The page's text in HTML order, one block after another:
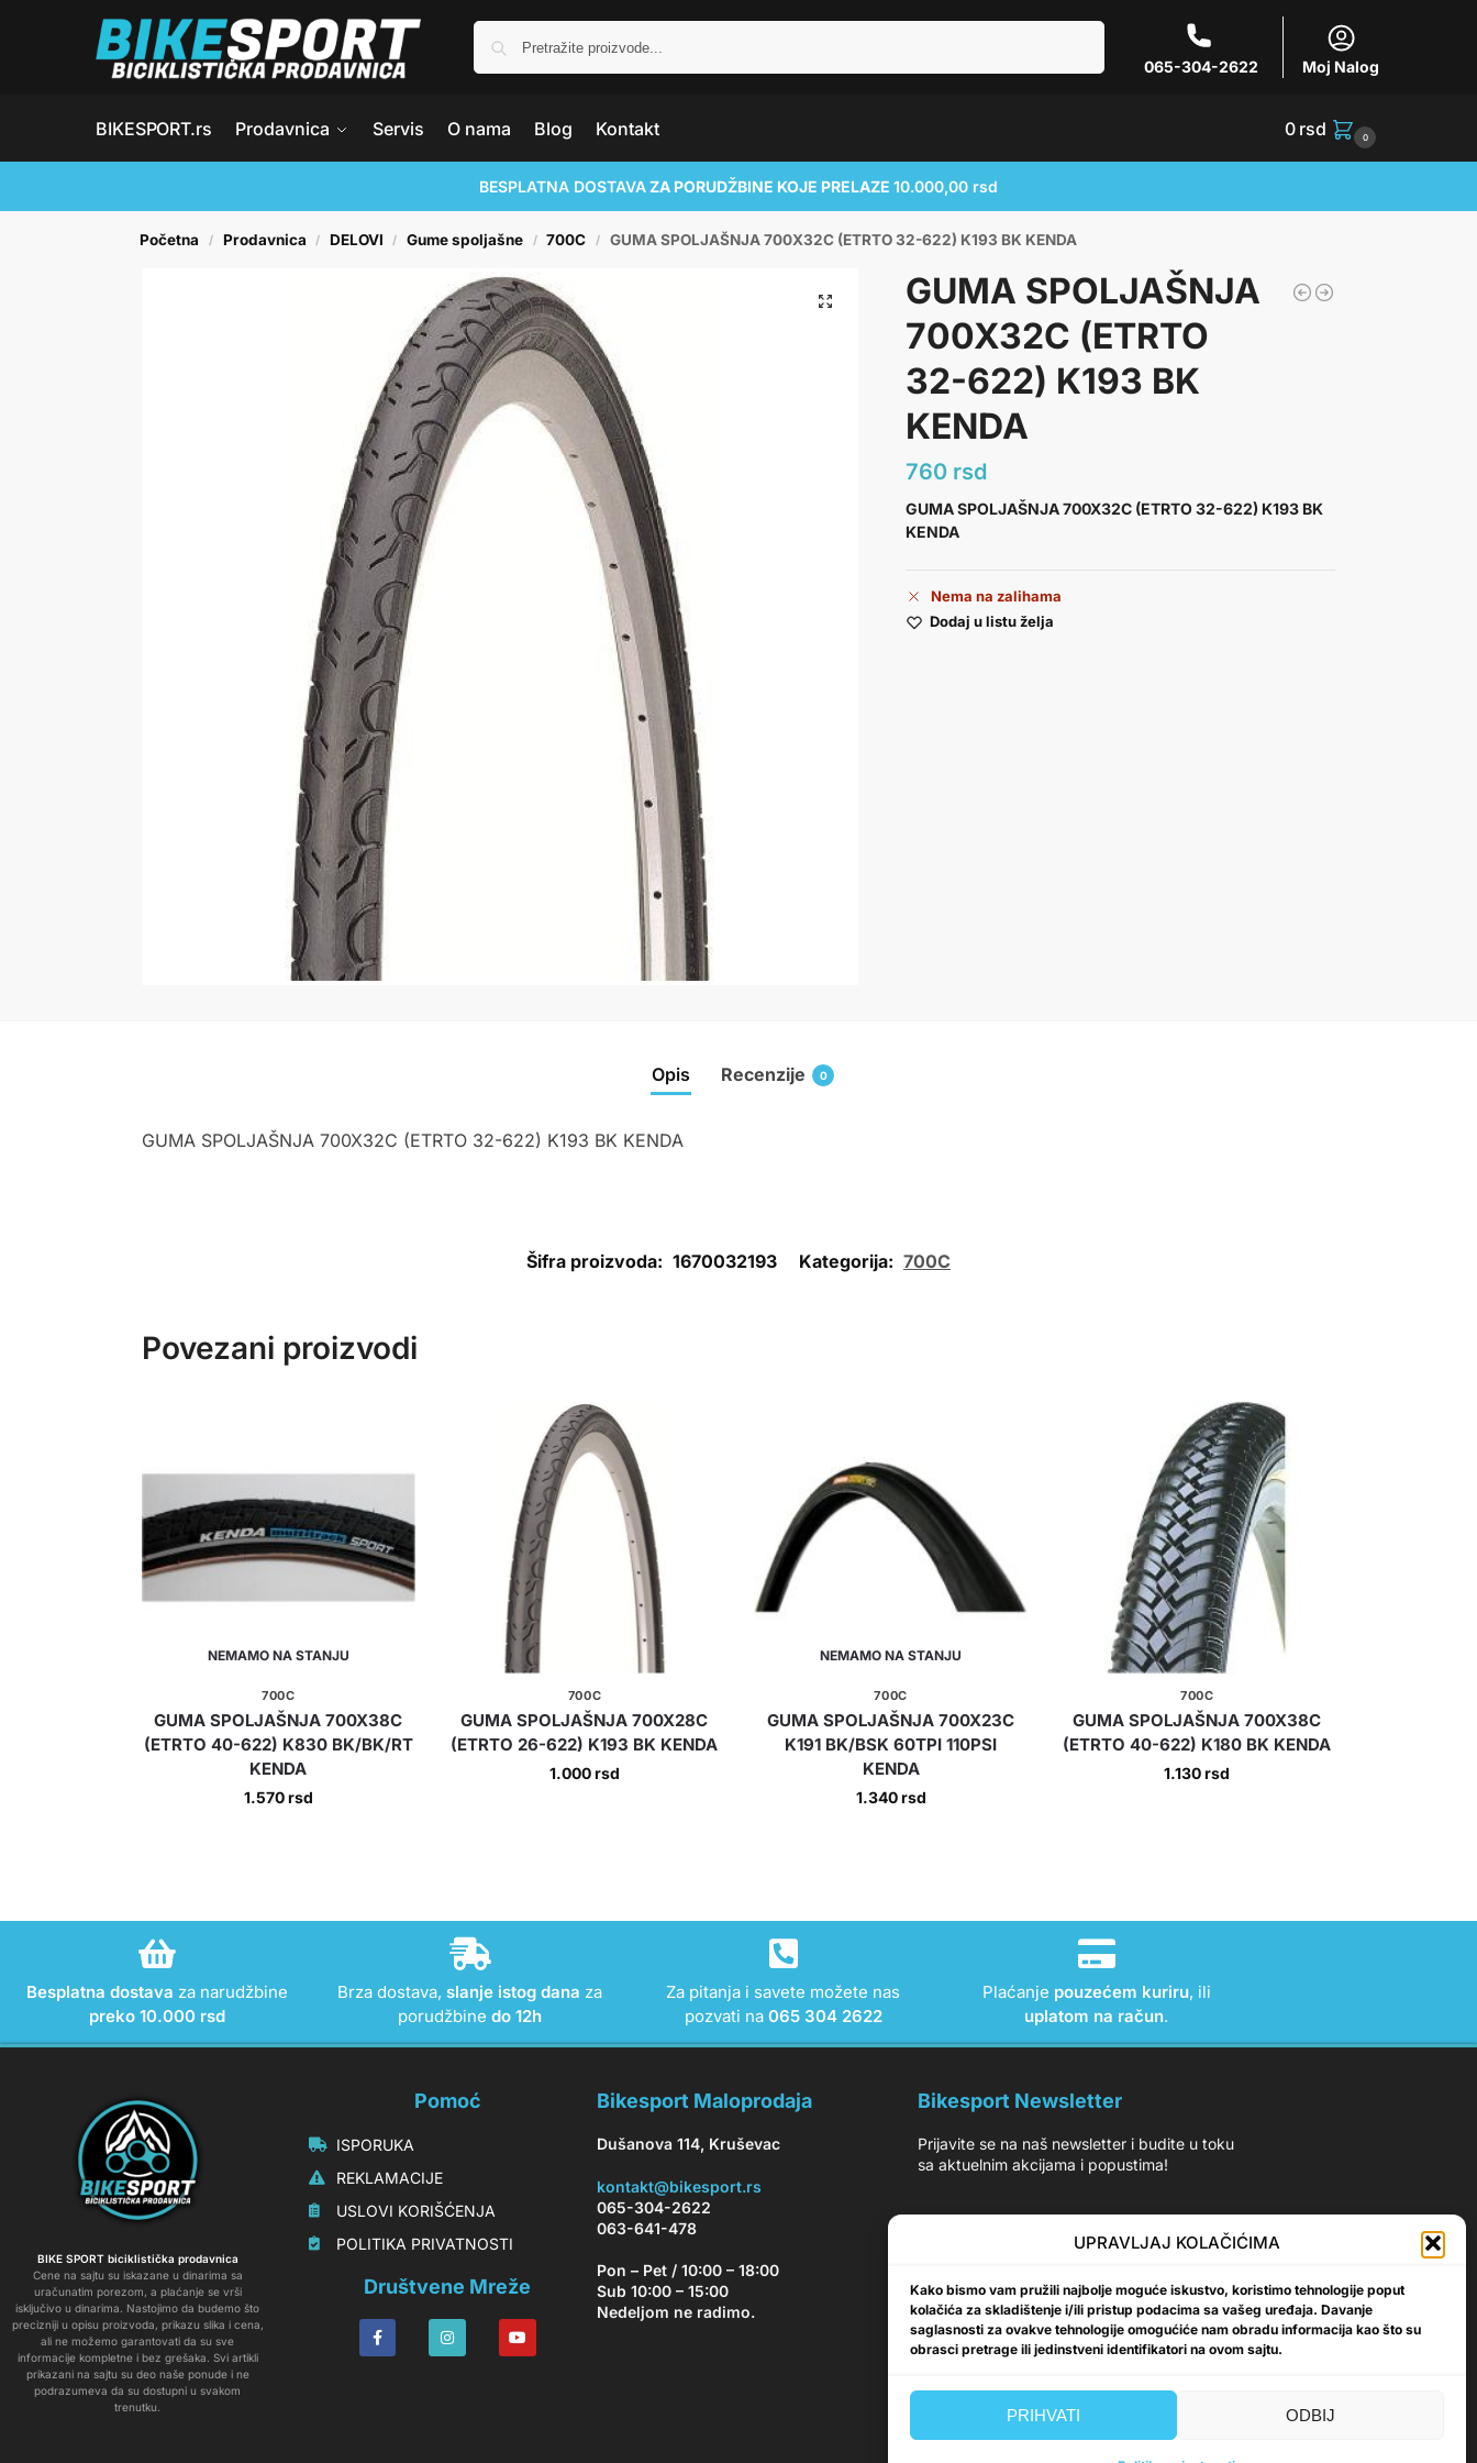
UPRAVLJAJ KOLAČIĆIMA
Kako bismo vam pružili najbolje moguće iskustvo, koristimo tehnologije poput
kolačića za skladištenje i/ili pristup podacima sa vašeg uređaja. Davanje
saglasnosti za ovakve tehnologije omogućiće nam obradu informacija kao što su
obrasci pretrage ili jedinstveni identifikatori na ovom sajtu.
PRIHVATI ODBIJ
065-304-2622 Moj Nalog
BIKESPORT.rs Prodavnica Servis O nama Blog Kontakt 0 rsd 0
BESPLATNA DOSTAVAZA PORUDŽBINE KOJE PRELAZE 10.000,00 rsd
Početna / Prodavnica / DELOVI / Gume spoljašne / 700C / GUMA SPOLJAŠNJA 700X32C (ETRTO 32-622) K193 BK KENDA
GUMA SPOLJAŠNJA
700X32C (ETRTO
32-622) K193 BK
KENDA
760 rsd
GUMA SPOLJAŠNJA 700X32C (ETRTO 32-622) K193 BK
KENDA
Nema na zalihama
Dodaj u listu želja
Opis Recenzije 0
GUMA SPOLJAŠNJA 700X32C (ETRTO 32-622) K193 BK KENDA
Šifra proizvoda: 1670032193 Kategorija: 700C
Povezani proizvodi
NEMAMO NA STANJU
700C
GUMA SPOLJAŠNJA 700X38C
(ETRTO 40-622) K830 BK/BK/RT
KENDA
1.570rsd
700C
GUMA SPOLJAŠNJA 700X28C
(ETRTO 26-622) K193 BK KENDA
1.000rsd
NEMAMO NA STANJU
700C
GUMA SPOLJAŠNJA 700X23C
K191 BK/BSK 60TPI 110PSI
KENDA
1.340rsd
700C
GUMA SPOLJAŠNJA 700X38C
(ETRTO 40-622) K180 BK KENDA
1.130rsd
Besplatna dostava za narudžbine
preko 10.000 rsd
Brza dostava, slanje istog dana za
porudžbine do 12h
Za pitanja i savete možete nas
pozvati na 065 304 2622
Plaćanje pouzećem kuriru, ili
uplatom na račun.
BIKE SPORT biciklistička prodavnica
Cene na sajtu su iskazane u dinarima sa
uračunatim porezom, a plaćanje se vrši
isključivo u dinarima. Nastojimo da budemo što
precizniji u opisu proizvoda, prikazu slika i cena,
ali ne možemo garantovati da su sve
informacije kompletne i bez grešaka. Svi artikli
prikazani na sajtu su deo naše ponude i ne
podrazumeva da su dostupni u svakom
trenutku.
Pomoć
‏‏‎‏‏‎ ‎ISPORUKA
‏‏‏‏‎ ‎‎‎‎‎‎REKLAMACIJE‎‎‎
‏‏‎‏‏‎ ‎‎USLOVI KORIŠĆENJA
‏‏‏‎ ‎‎POLITIKA PRIVATNOSTI
Društvene Mreže
Bikesport Maloprodaja
Dušanova 114, Kruševac
kontakt@bikesport.rs
065-304-2622
063-641-478
Pon – Pet / 10:00 – 18:00
Sub 10:00 – 15:00
Nedeljom ne radimo.
Bikesport Newsletter
Prijavite se na naš newsletter i budite u toku
sa aktuelnim akcijama i popustima!
Prijavi se